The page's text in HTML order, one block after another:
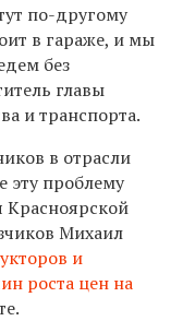
по-другому
в гараже, и мы
без
главы
и транспорта.
в отрасли
эту проблему
Красноярской
Михаил
и
роста цен на